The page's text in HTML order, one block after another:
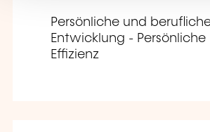
Persönliche und
Entwicklung - Persönliche
Effizienz